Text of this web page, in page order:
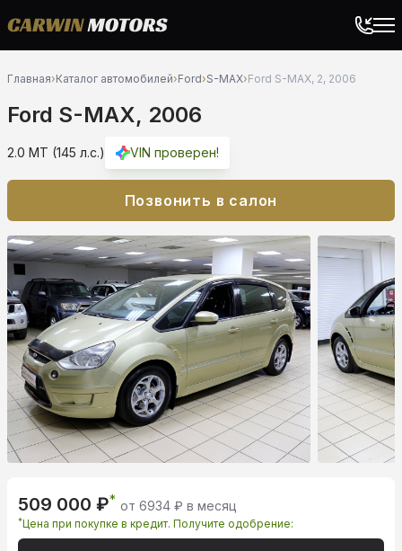
Главная›Каталог автомобилей›Ford›S-MAX›Ford S-MAX, 2, 2006
Ford S-MAX, 2006
2.0 MT (145 л.с.) VIN проверен!
Позвонить в салон
509 000 ₽* от 6934 ₽ в месяц
*Цена при покупке в кредит. Получите одобрение: